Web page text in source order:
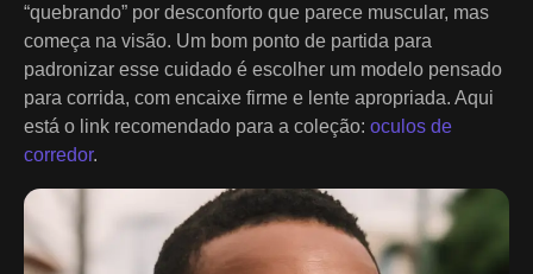
“quebrando” por desconforto que parece muscular, mas
começa na visão. Um bom ponto de partida para
padronizar esse cuidado é escolher um modelo pensado
para corrida, com encaixe firme e lente apropriada. Aqui
está o link recomendado para a coleção: oculos de
corredor.